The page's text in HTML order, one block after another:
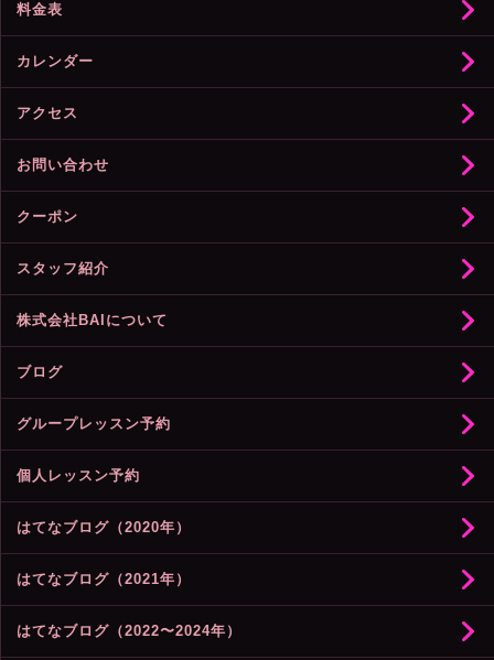
料金表
カレンダー
アクセス
お問い合わせ
クーポン
スタッフ紹介
株式会社BAIについて
ブログ
グループレッスン予約
個人レッスン予約
はてなブログ（2020年）
はてなブログ（2021年）
はてなブログ（2022〜2024年）